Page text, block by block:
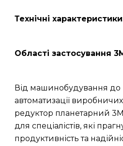
Технічні
Області застосування
Від машинобудування до
автоматизації
редуктор планетарний
для спеціалістів, які
продуктивність та